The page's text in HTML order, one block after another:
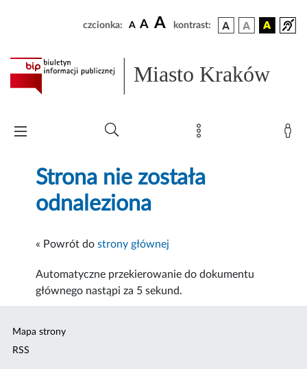
czcionka: A A A kontrast:
Miasto Kraków
Strona nie została
odnaleziona
« Powrót dostrony głównej
Automatyczne przekierowanie do dokumentu
głównego nastąpi za 5 sekund.
Mapa strony
RSS